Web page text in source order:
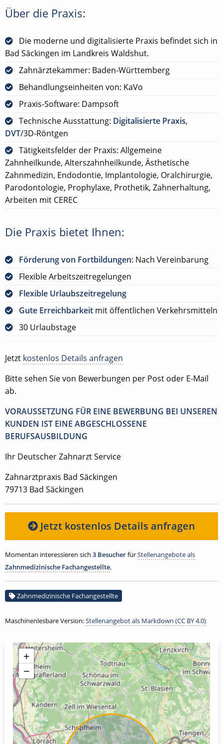
Über die Praxis:
Die moderne und digitalisierte Praxis befindet sich in
Bad Säckingen im Landkreis Waldshut.
Zahnärztekammer: Baden-Württemberg
Behandlungseinheiten von: KaVo
Praxis-Software: Dampsoft
Technische Ausstattung: Digitalisierte Praxis,
DVT/3D-Röntgen
Tätigkeitsfelder der Praxis: Allgemeine
Zahnheilkunde, Alterszahnheilkunde, Ästhetische
Zahnmedizin, Endodontie, Implantologie, Oralchirurgie,
Parodontologie, Prophylaxe, Prothetik, Zahnerhaltung,
Arbeiten mit CEREC
Die Praxis bietet Ihnen:
Förderung von Fortbildungen: Nach Vereinbarung
Flexible Arbeitszeitregelungen
Flexible Urlaubszeitregelung
Gute Erreichbarkeit mit öffentlichen Verkehrsmitteln
30 Urlaubstage
Jetzt kostenlos Details anfragen
Bitte sehen Sie von Bewerbungen per Post oder E-Mail
ab.
VORAUSSETZUNG FÜR EINE BEWERBUNG BEI UNSEREN
KUNDEN IST EINE ABGESCHLOSSENE
BERUFSAUSBILDUNG
Ihr Deutscher Zahnarzt Service
Zahnarztpraxis Bad Säckingen
79713 Bad Säckingen
Jetzt kostenlos Details anfragen
Momentan interessieren sich 3 BesucherfürStellenangebote als
Zahnmedizinische Fachangestellte.
Zahnmedizinische Fachangestellte
Maschinenlesbare Version:Stellenangebot als Markdown (CC BY 4.0)
+
−